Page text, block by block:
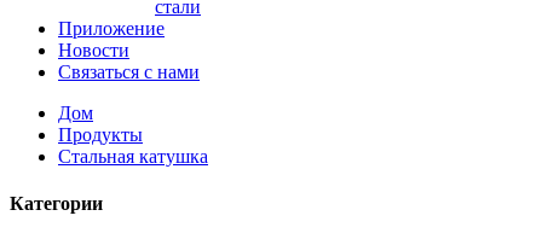
стали
Приложение
Новости
Связаться с нами
Дом
Продукты
Стальная катушка
Категории